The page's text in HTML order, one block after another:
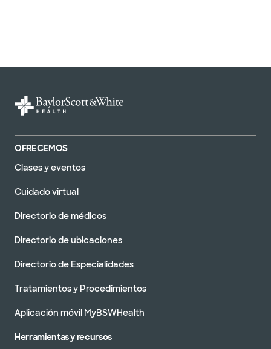
OFRECEMOS
Clases y eventos
Cuidado virtual
Directorio de médicos
Directorio de ubicaciones
Directorio de Especialidades
Tratamientos y Procedimientos
Aplicación móvil MyBSWHealth
Herramientas y recursos